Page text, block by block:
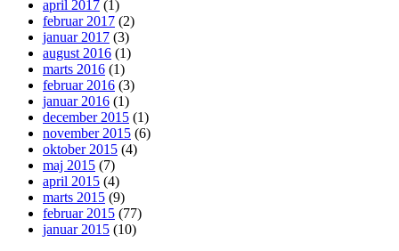
april 2017 (1)
februar 2017 (2)
januar 2017 (3)
august 2016 (1)
marts 2016 (1)
februar 2016 (3)
januar 2016 (1)
december 2015 (1)
november 2015 (6)
oktober 2015 (4)
maj 2015 (7)
april 2015 (4)
marts 2015 (9)
februar 2015 (77)
januar 2015 (10)